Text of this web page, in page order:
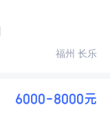
福州 长乐
6000-8000元